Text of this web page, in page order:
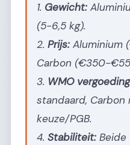
1. Gewicht:
(5-6,5 kg).
2. Prijs: Aluminium
Carbon (€350-
3. WMO
standaard, Carbon
keuze/PGB.
4. Stabiliteit: Beide